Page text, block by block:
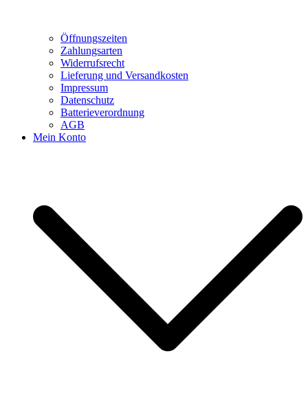
Öffnungszeiten
Zahlungsarten
Widerrufsrecht
Lieferung und Versandkosten
Impressum
Datenschutz
Batterieverordnung
AGB
Mein Konto